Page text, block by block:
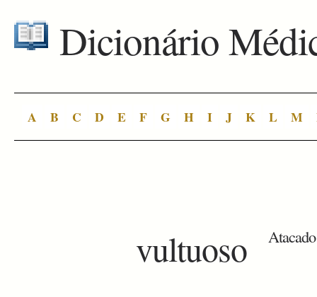
Dicionário
A B C D E F G H I J K L M
vultuoso